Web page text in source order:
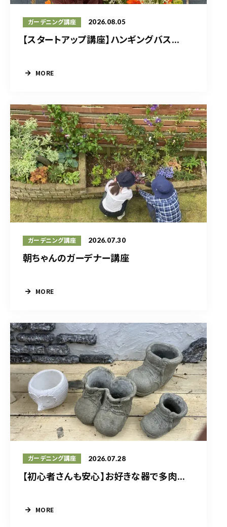
ガーデニング講座 2026.08.05
【スタートアップ講座】ハンギングバス...
MORE
ガーデニング講座 2026.07.30
朝ちゃんのガーデナー講座
MORE
ガーデニング講座 2026.07.28
【初心者さんも安心】お好きな器で多肉...
MORE